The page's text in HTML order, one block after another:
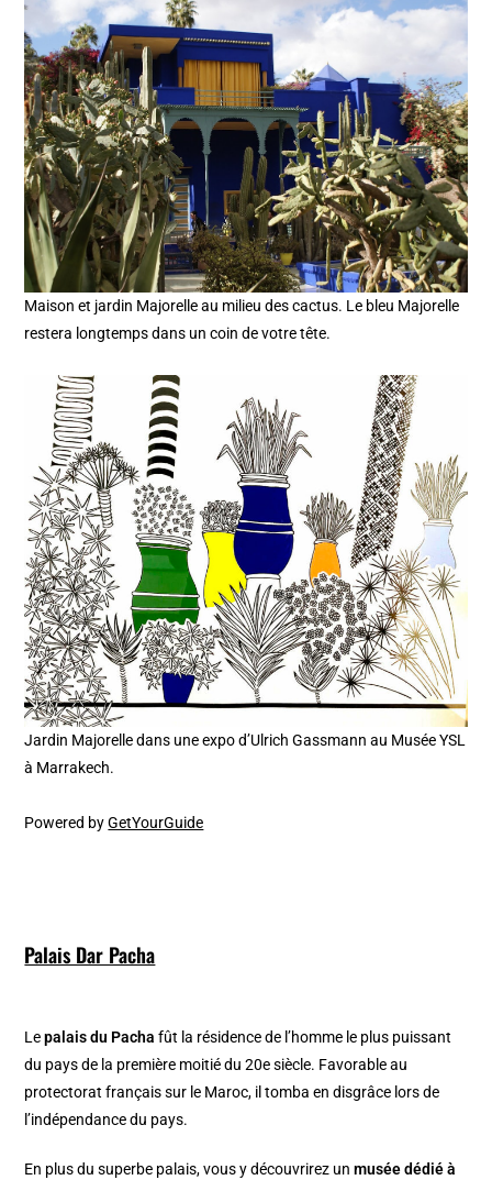
Maison et jardin Majorelle au milieu des cactus. Le bleu Majorelle
restera longtemps dans un coin de votre tête.
Jardin Majorelle dans une expo d’Ulrich Gassmann au Musée YSL
à Marrakech.
Powered byGetYourGuide
Palais Dar Pacha
Lepalais du Pacha fût la résidence de l’homme le plus puissant
du pays de la première moitié du 20e siècle. Favorable au
protectorat français sur le Maroc, il tomba en disgrâce lors de
l’indépendance du pays.
En plus du superbe palais, vous y découvrirez unmusée dédié à